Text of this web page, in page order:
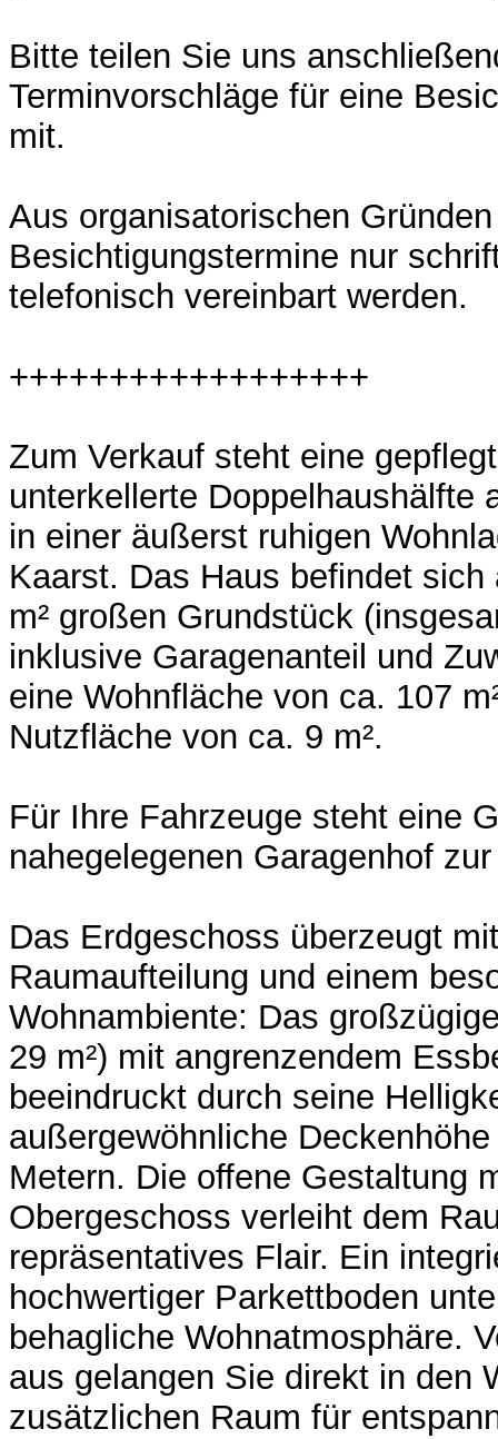
Bitte teilen Sie uns
Terminvorschläge für eine
mit.
Aus organisatorischen
Besichtigungstermine nur
telefonisch vereinbart werden.
++++++++++++++++++
Zum Verkauf steht eine
unterkellerte Doppelhaushälfte
in einer äußerst ruhigen
Kaarst. Das Haus befindet
m² großen Grundstück
inklusive Garagenanteil und
eine Wohnfläche von ca. 107
Nutzfläche von ca. 9 m².
Für Ihre Fahrzeuge steht eine
nahegelegenen Garagenhof
Das Erdgeschoss überzeugt
Raumaufteilung und einem
Wohnambiente: Das
29 m²) mit angrenzendem
beeindruckt durch seine
außergewöhnliche
Metern. Die offene Gestaltung
Obergeschoss verleiht dem
repräsentatives Flair. Ein
hochwertiger Parkettboden
behagliche Wohnatmosphäre.
aus gelangen Sie direkt in den
zusätzlichen Raum für